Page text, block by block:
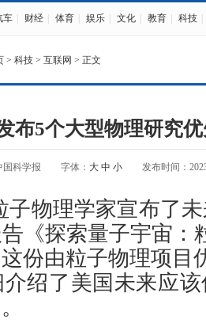
车 财经 体育 娱乐 文化 教育 科技
> 科技 > 互联网 > 正文
布5个大型物理研究
国科学报 字体： 大 中 小 发布时间：
子物理学家宣布了
《探索量子宇宙：
份由粒子物理项目
绍了美国未来应